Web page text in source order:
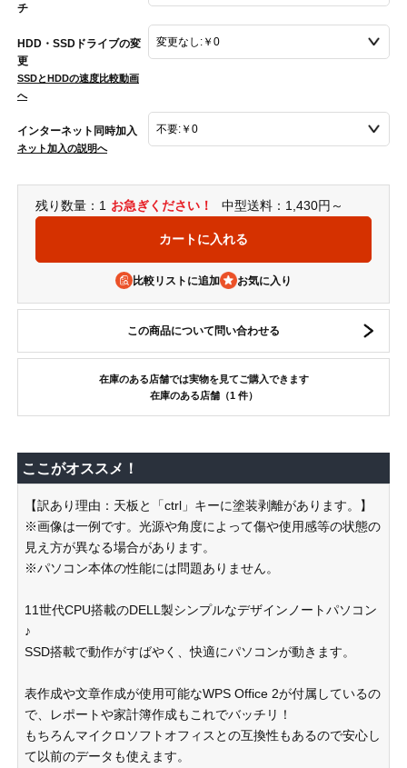
チ
HDD・SSDドライブの変
更
SSDとHDDの速度比較動画
へ
インターネット同時加入
ネット加入の説明へ
残り数量：1 お急ぎください！ 中型送料：1,430円～
比較リストに追加
この商品について問い合わせる
在庫のある店舗では実物を見てご購入できます
在庫のある店舗（1 件）
ここがオススメ！
【訳あり理由：天板と「ctrl」キーに塗装剥離があります。】
※画像は一例です。光源や角度によって傷や使用感等の状態の
見え方が異なる場合があります。
※パソコン本体の性能には問題ありません。
11世代CPU搭載のDELL製シンプルなデザインノートパソコン
♪
SSD搭載で動作がすばやく、快適にパソコンが動きます。
表作成や文章作成が使用可能なWPS Office 2が付属しているの
で、レポートや家計簿作成もこれでバッチリ！
もちろんマイクロソフトオフィスとの互換性もあるので安心し
て以前のデータも使えます。